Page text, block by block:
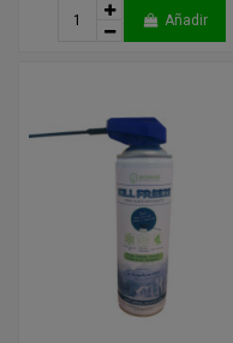
Añadir